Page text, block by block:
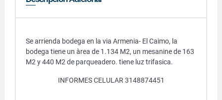
Se arrienda bodega en la via Armenia- El Caimo, la
bodega tiene un àrea de 1.134 M2, un mesanine de 163
M2 y 440 M2 de parqueadero. tiene luz trifasica.
INFORMES CELULAR 3148874451